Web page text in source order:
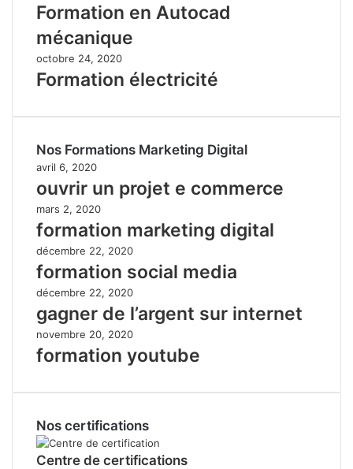
Formation en Autocad
mécanique
octobre 24, 2020
Formation électricité
Nos Formations Marketing Digital
avril 6, 2020
ouvrir un projet e commerce
mars 2, 2020
formation marketing digital
décembre 22, 2020
formation social media
décembre 22, 2020
gagner de l’argent sur internet
novembre 20, 2020
formation youtube
Nos certifications
Centre de certifications